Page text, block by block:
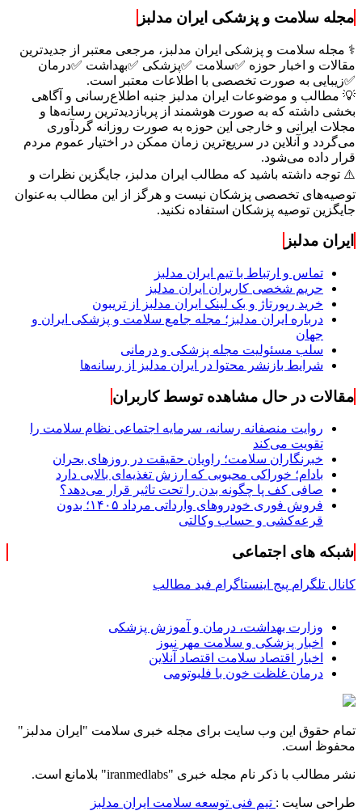
مجله سلامت و پزشکی ایران مدلبز
⚕️ مجله سلامت و پزشکی ایران مدلبز، مرجعی معتبر از جدیدترین
مقالات و اخبار حوزه ✅سلامت ✅پزشکی ✅بهداشت ✅درمان
✅زیبایی به صورت تخصصی با اطلاعات معتبر است.
💡 مطالب و موضوعات ایران مدلبز جنبه اطلاع‌رسانی و آگاهی
بخشی داشته که به صورت هوشمند از پربازدیدترین رسانه‌ها و
مجلات ایرانی و خارجی این حوزه به صورت روزانه گردآوری
می‌گردد و آنلاین در سریع‌ترین زمان ممکن در اختیار عموم مردم
قرار داده می‌شود.
⚠️ توجه داشته باشید که مطالب ایران مدلبز، جایگزین نظرات و
توصیه‌های تخصصی پزشکان نیست و هرگز از این مطالب به‌عنوان
جایگزین توصیه پزشکان استفاده نکنید.
ایران مدلبز
تماس و ارتباط با تیم ایران مدلبز
حریم شخصی کاربران ایران مدلبز
خرید رپورتاژ و بک لینک ایران مدلبز از تریبون
درباره ایران مدلبز؛ مجله جامع سلامت و پزشکی ایران و
جهان
سلب مسئولیت مجله پزشکی و درمانی
شرایط بازنشر محتوا در ایران مدلبز از رسانه‌ها
مقالات در حال مشاهده توسط کاربران
روایت منصفانه رسانه، سرمایه اجتماعی نظام سلامت را
تقویت می‌کند
خبرنگاران سلامت؛ راویان حقیقت در روزهای بحران
بادام؛ خوراکی محبوبی که ارزش تغذیه‌ای بالایی دارد
صافی کف پا چگونه بدن را تحت تاثیر قرار می‌دهد؟
فروش فوری خودروهای وارداتی مرداد ۱۴۰۵؛ بدون
قرعه‌کشی و حساب وکالتی
شبکه های اجتماعی
کانال تلگرام پیج اینستاگرام فید مطالب
وزارت بهداشت، درمان و آموزش پزشکی
اخبار پزشکی و سلامت مهر نیوز
اخبار اقتصاد سلامت اقتصاد آنلاین
درمان غلظت خون با فلبوتومی
تمام حقوق این وب سایت برای مجله خبری سلامت "ایران مدلبز"
محفوظ است.
نشر مطالب با ذکر نام مجله خبری "iranmedlabs" بلامانع است.
طراحی سایت : تیم فنی توسعه سلامت ایران مدلبز